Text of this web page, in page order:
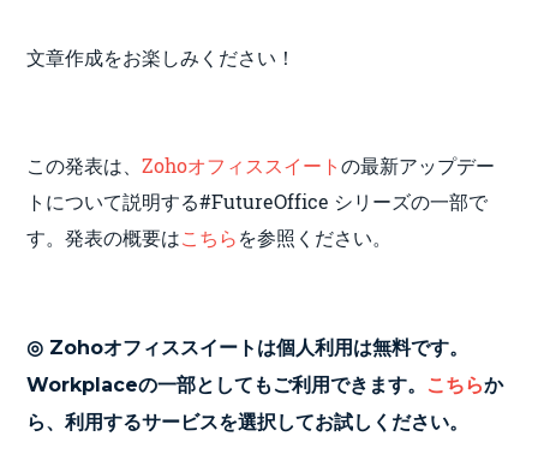
文章作成をお楽しみください！
この発表は、Zohoオフィススイートの最新アップデー
トについて説明する#FutureOffice シリーズの一部で
す。発表の概要はこちらを参照ください。
◎ Zohoオフィススイートは個人利用は無料です。
Workplaceの一部としてもご利用できます。 こちらか
ら、利用するサービスを選択してお試しください。